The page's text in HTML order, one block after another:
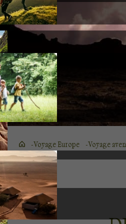
Voyage Europe Voyage